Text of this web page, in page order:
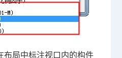
布局中标注视口内的构件